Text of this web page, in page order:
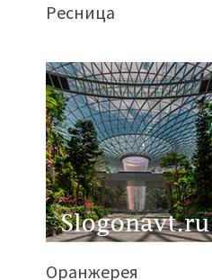
Ресница
Оранжерея